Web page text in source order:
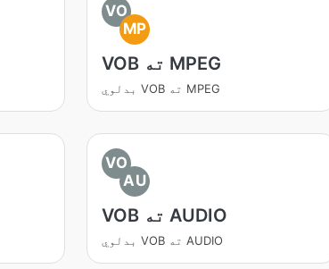
VO
MP
VOB ته MPEG
بدلوي VOB ته MPEG
VO
AU
VOB ته AUDIO
بدلوي VOB ته AUDIO